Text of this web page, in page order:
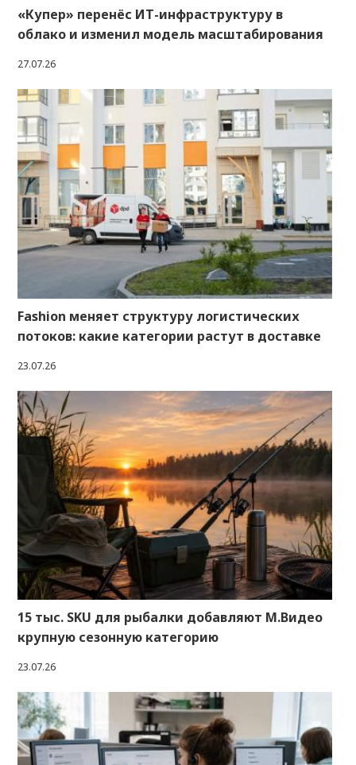
«Купер» перенёс ИТ-инфраструктуру в
облако и изменил модель масштабирования
27.07.26
Fashion меняет структуру логистических
потоков: какие категории растут в доставке
23.07.26
15 тыс. SKU для рыбалки добавляют М.Видео
крупную сезонную категорию
23.07.26